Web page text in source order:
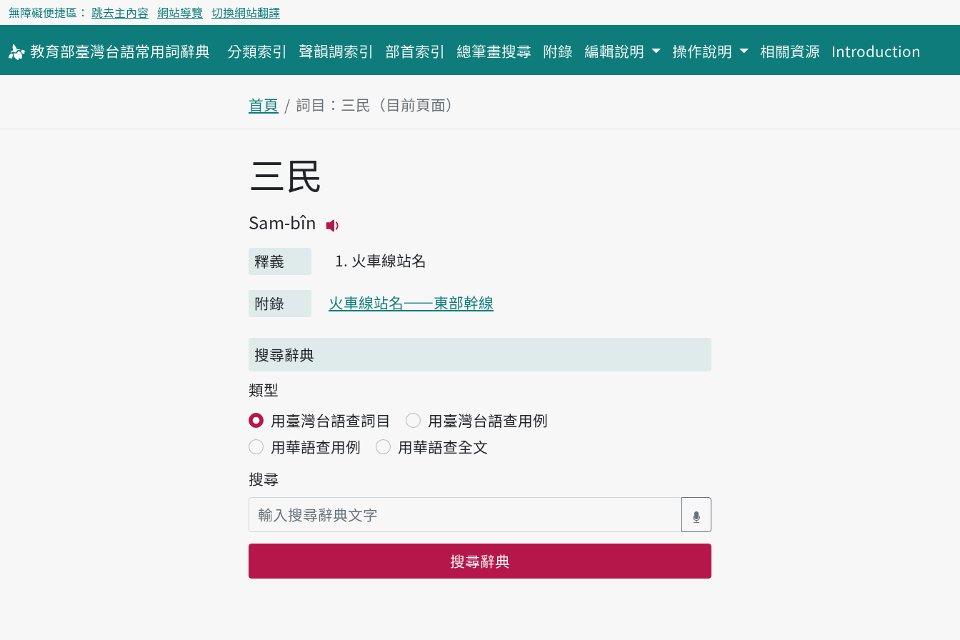
無障礙便捷區： 跳去主內容 網站導覽 切換網站翻譯
教育部臺灣台語常用詞辭典 分類索引 聲韻調索引 部首索引 總筆畫搜尋 附錄 編輯說明 操作說明 相關資源 Introduction
首頁 詞目：三民（目前頁面）
主內容區塊
三民
Sam-bîn
釋義
火車線站名
附錄 火車線站名——東部幹線
搜尋辭典
類型
用臺灣台語查詞目
用臺灣台語查用例
用華語查用例
用華語查全文
搜尋
搜尋辭典